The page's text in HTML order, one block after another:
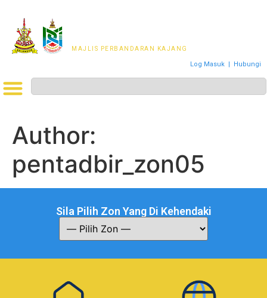
MAJLIS PERBANDARAN KAJANG
Log Masuk | Hubungi
Author:
pentadbir_zon05
Sila Pilih Zon Yang Di Kehendaki